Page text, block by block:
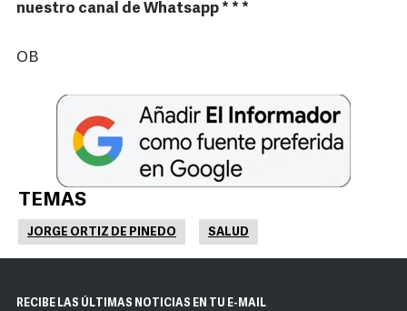
nuestro canal de Whatsapp * * *
OB
TEMAS
JORGE ORTIZ DE PINEDO SALUD
RECIBE LAS ÚLTIMAS NOTICIAS EN TU E-MAIL